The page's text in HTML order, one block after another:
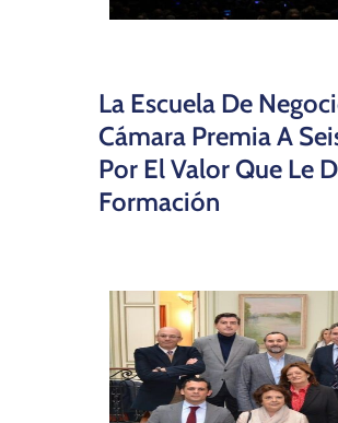
La Escuela De
Cámara Premia A
Por El Valor Que Le
Formación